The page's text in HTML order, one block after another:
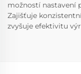
možností nastavení
Zajišťuje
zvyšuje efektivitu